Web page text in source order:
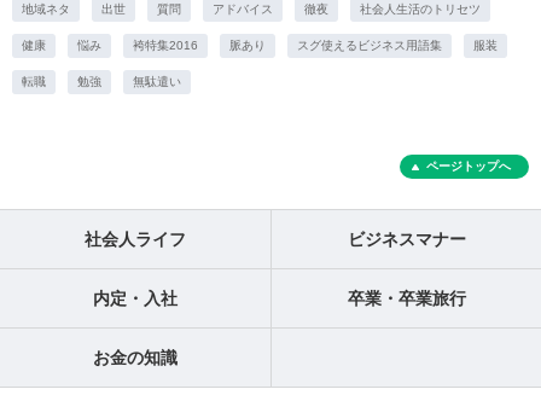
地域ネタ 出世 質問 アドバイス 徹夜 社会人生活のトリセツ
健康 悩み 袴特集2016 脈あり スグ使えるビジネス用語集 服装
転職 勉強 無駄遣い
ページトップへ
社会人ライフ ビジネスマナー
内定・入社 卒業・卒業旅行
お金の知識